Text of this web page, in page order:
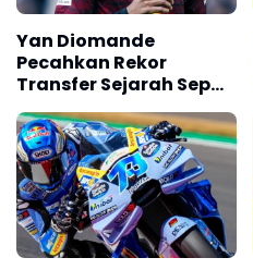
Yan Diomande
Pecahkan Rekor
Transfer Sejarah Sepak